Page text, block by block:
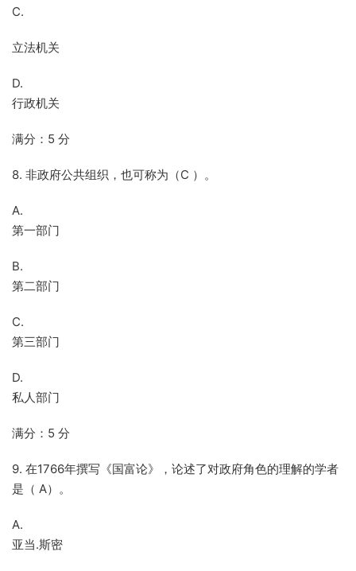
C.
立法机关
D.
行政机关
满分：5 分
8. 非政府公共组织，也可称为（C ）。
A.
第一部门
B.
第二部门
C.
第三部门
D.
私人部门
满分：5 分
9. 在1766年撰写《国富论》，论述了对政府角色的理解的学者
是（ A）。
A.
亚当.斯密